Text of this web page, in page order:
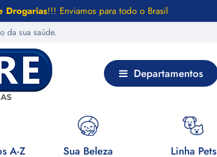
Drogarias!!! Enviamos para todo o Brasil
da sua saúde.
Departamentos
A-Z Sua Beleza Linha Pets